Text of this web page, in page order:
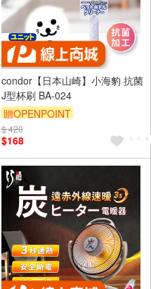
condor【日本山崎】小海豹 抗菌
J型杯刷 BA-024
贈OPENPOINT
$ 420
$168